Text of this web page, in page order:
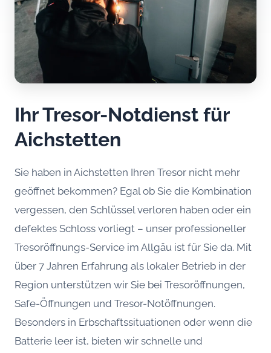
Ihr Tresor-Notdienst für
Aichstetten
Sie haben in Aichstetten Ihren Tresor nicht mehr
geöffnet bekommen? Egal ob Sie die Kombination
vergessen, den Schlüssel verloren haben oder ein
defektes Schloss vorliegt – unser professioneller
Tresoröffnungs-Service im Allgäu ist für Sie da. Mit
über 7 Jahren Erfahrung als lokaler Betrieb in der
Region unterstützen wir Sie bei Tresoröffnungen,
Safe-Öffnungen und Tresor-Notöffnungen.
Besonders in Erbschaftssituationen oder wenn die
Batterie leer ist, bieten wir schnelle und